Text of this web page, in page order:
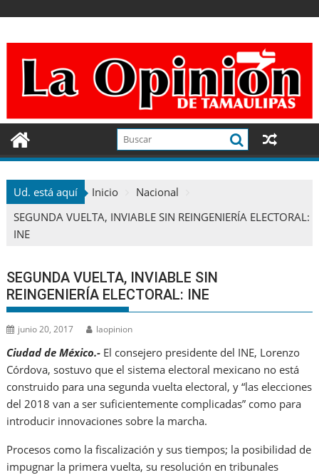
contenido
Ud. está aquí Inicio
Nacional
SEGUNDA VUELTA, INVIABLE SIN REINGENIERÍA ELECTORAL:
INE
SEGUNDA VUELTA, INVIABLE SIN
REINGENIERÍA ELECTORAL: INE
junio 20, 2017 laopinion
Ciudad de México.- El consejero presidente del INE, Lorenzo
Córdova, sostuvo que el sistema electoral mexicano no está
construido para una segunda vuelta electoral, y “las elecciones
del 2018 van a ser suficientemente complicadas” como para
introducir innovaciones sobre la marcha.
Procesos como la fiscalización y sus tiempos; la posibilidad de
impugnar la primera vuelta, su resolución en tribunales